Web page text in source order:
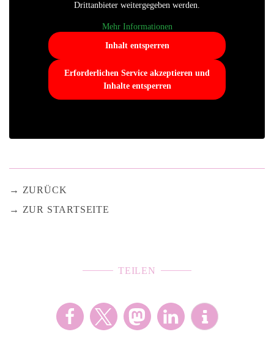
Drittanbieter weitergegeben werden.
Mehr Informationen
Inhalt entsperren
Erforderlichen Service akzeptieren und
Inhalte entsperren
ZURÜCK
ZUR STARTSEITE
TEILEN